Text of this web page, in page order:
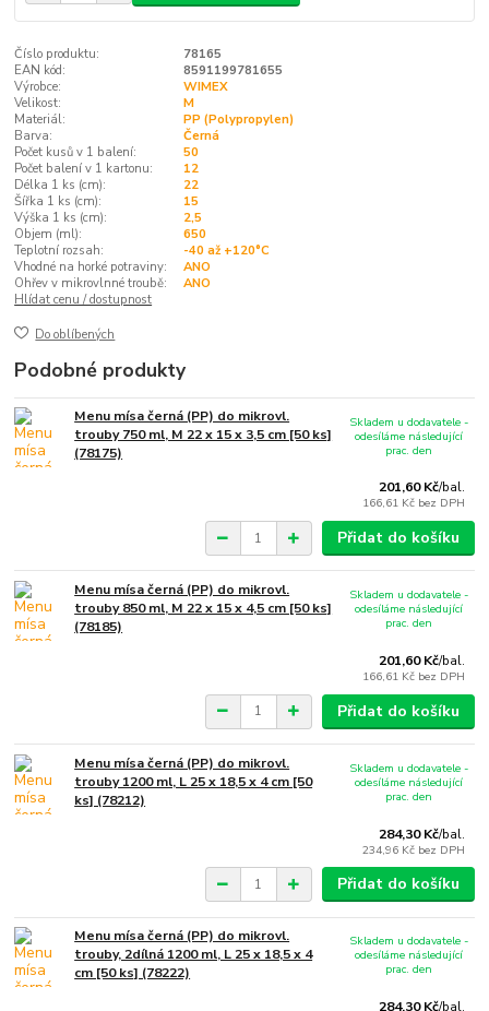
Číslo produktu:
78165
EAN kód:
8591199781655
Výrobce:
WIMEX
Velikost:
M
Materiál:
PP (Polypropylen)
Barva:
Černá
Počet kusů v 1 balení:
50
Počet balení v 1 kartonu:
12
Délka 1 ks (cm):
22
Šířka 1 ks (cm):
15
Výška 1 ks (cm):
2,5
Objem (ml):
650
Teplotní rozsah:
-40 až +120°C
Vhodné na horké potraviny:
ANO
Ohřev v mikrovlnné troubě:
ANO
Hlídat cenu / dostupnost
Do oblíbených
Podobné produkty
Menu mísa černá (PP) do mikrovl.
trouby 750 ml, M 22 x 15 x 3,5 cm [50 ks]
(78175)
201,60 Kč/bal.
166,61 Kč bez DPH
Skladem u dodavatele -
odesíláme následující
prac. den
Přidat do košíku
Menu mísa černá (PP) do mikrovl.
trouby 850 ml, M 22 x 15 x 4,5 cm [50 ks]
(78185)
201,60 Kč/bal.
166,61 Kč bez DPH
Skladem u dodavatele -
odesíláme následující
prac. den
Přidat do košíku
Menu mísa černá (PP) do mikrovl.
trouby 1200 ml, L 25 x 18,5 x 4 cm [50
ks] (78212)
284,30 Kč/bal.
234,96 Kč bez DPH
Skladem u dodavatele -
odesíláme následující
prac. den
Přidat do košíku
Menu mísa černá (PP) do mikrovl.
trouby, 2dílná 1200 ml, L 25 x 18,5 x 4
cm [50 ks] (78222)
284,30 Kč/bal.
Skladem u dodavatele -
odesíláme následující
prac. den